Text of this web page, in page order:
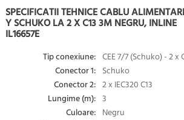
SPECIFICATII TEHNICE CABLU
Y SCHUKO LA 2 X C13 3M NEGRU, INLINE
IL16657E
Tip conexiune: CEE 7/7 (Schuko) - 2 x
Conector 1: Schuko
Conector 2: 2 x IEC320 C13
Lungime (m): 3
Culoare: Negru